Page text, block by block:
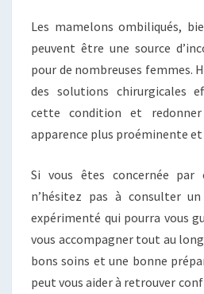
Les mamelons ombiliqués,
peuvent être une source
pour de nombreuses femmes.
des solutions chirurgicales
cette condition et
apparence plus proéminente
Si vous êtes concernée par
n’hésitez pas à consulter
expérimenté qui pourra vous
vous accompagner tout au long
bons soins et une bonne
peut vous aider à retrouver